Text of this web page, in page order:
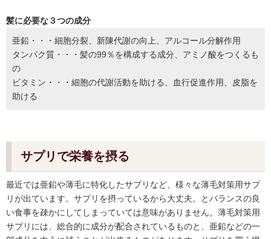
髪に必要な３つの成分
亜鉛・・・細胞分裂、新陳代謝の向上、アルコール分解作用
タンパク質・・・髪の99％を構成する成分、アミノ酸をつくるも
の
ビタミン・・・細胞の代謝活動を助ける、血行促進作用、皮脂を
助ける
サプリで栄養を摂る
最近では亜鉛や薄毛に特化したサプリなど、様々な薄毛対策用サプ
リが出ています。サプリを摂っているから大丈夫。とバランスの良
い食事を疎かにしてしまっていては意味がありません。薄毛対策用
サプリには、総合的に成分が配合されているものと、亜鉛などの一